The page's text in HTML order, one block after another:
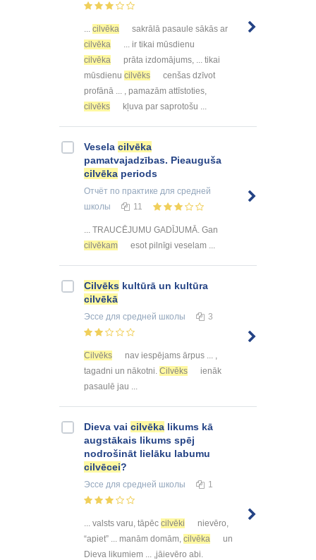
... cilvēka
sakrālā pasaule sākās ar
cilvēka
... ir tikai mūsdienu
cilvēka
prāta izdomājums, ... tikai
mūsdienu cilvēks
cenšas dzīvot
profānā ... , pamazām attīstoties,
cilvēks
kļuva par saprotošu ...
Vesela cilvēka
pamatvajadzības. Pieauguša
cilvēka periods
Отчёт по практике для средней
школы
11
... TRAUCĒJUMU GADĪJUMĀ. Gan
cilvēkam
esot pilnīgi veselam ...
Cilvēks kultūrā un kultūra
cilvēkā
Эссе для средней школы 3
Cilvēks
nav iespējams ārpus ... ,
tagadni un nākotni. Cilvēks
ienāk
pasaulē jau ...
Dieva vai cilvēka likums kā
augstākais likums spēj
nodrošināt lielāku labumu
cilvēcei?
Эссе для средней школы 1
... valsts varu, tāpēc cilvēki
nievēro,
“apiet” ... manām domām, cilvēka
un
Dieva likumiem ... ,jāievēro abi.